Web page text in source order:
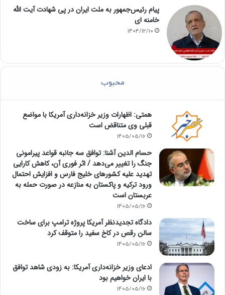
پیام رئیس‌جمهور به ملت ایران در پی شهادت آیت الله
خامنه ای
1404/12/10
محبوب
همتی: اظهارات وزیر خزانه‌داری آمریکا با مواضع
قبلی وی متناقض است
1405/05/16
حسام الدین آشنا: توافق سه جانبه قواعد پیرامونی
جنگ را تغییر می‌دهد / اثر فوری آن، کاهش کارایی
تهدید علیه کشور‌های خلیج فارس و افزایش احتمال
ورود ترکیه و پاکستان به منازعه در صورت حمله به
عربستان است
1405/05/16
دادگاه تجدیدنظر آمریکا پروژه ترامپ برای ساخت
سالن رقص در کاخ سفید را متوقف کرد
1405/05/16
ادعای وزیر خزانه‌داری آمریکا: به زودی شاهد توافق
با ایران خواهیم بود
1405/05/16